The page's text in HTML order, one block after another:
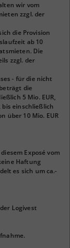
wir vom
zzgl. der
die Provision
ab 10
Die
zzgl. der
- für die nicht
die
5 Mio. EUR,
bis einschließlich
über 10 Mio. EUR
Exposé vom
Haftung
es sich um ca.-
Logivest